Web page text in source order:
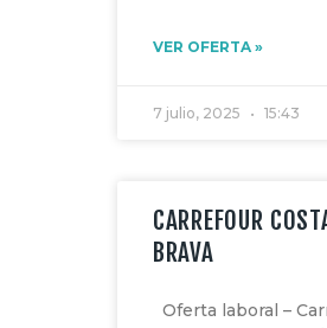
VER OFERTA »
7 julio, 2025 15:43
CARREFOUR
BRAVA
Oferta laboral –